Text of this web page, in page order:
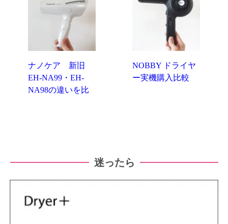
ナノケア 新旧
EH-NA99・EH-
NA98の違いを比
NOBBY ドライヤ
ー実機購入比較
迷ったら